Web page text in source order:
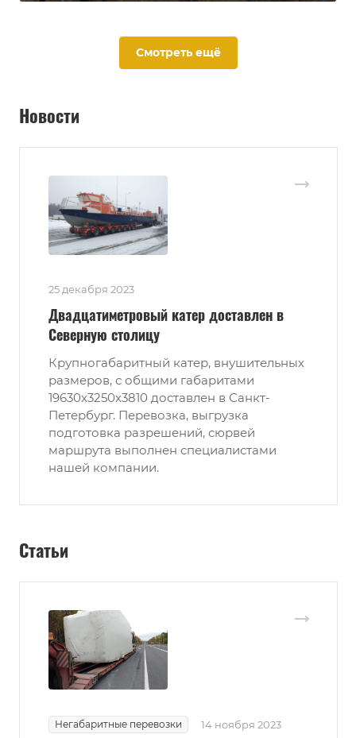
Смотреть ещё
Новости
25 декабря 2023
Двадцатиметровый катер доставлен в
Северную столицу
Крупногабаритный катер, внушительных
размеров, с общими габаритами
19630х3250х3810 доставлен в Санкт-
Петербург. Перевозка, выгрузка
подготовка разрешений, сюрвей
маршрута выполнен специалистами
нашей компании.
Статьи
Негабаритные перевозки 14 ноября 2023